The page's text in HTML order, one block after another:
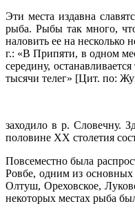
Эти места издавна
рыба. Рыбы так много,
наловить ее на
г.: «В Припяти, в одном
середину,
тысячи телег» [Цит. по:
заходило в р. Словечну.
половине XX столетия
Повсеместно была
Ровбе, одним из основных
Олтуш, Ореховское,
некоторых местах рыба